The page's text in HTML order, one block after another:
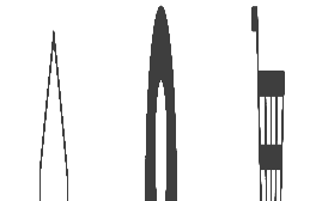
Преимущества
Контакты